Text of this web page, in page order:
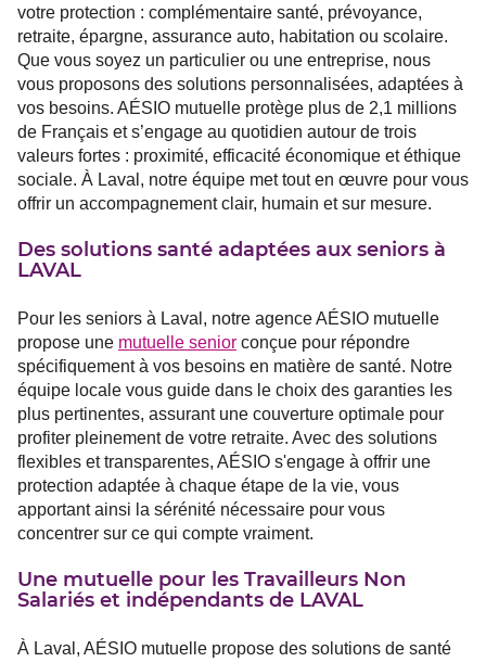
votre protection : complémentaire santé, prévoyance,
retraite, épargne, assurance auto, habitation ou scolaire.
Que vous soyez un particulier ou une entreprise, nous
vous proposons des solutions personnalisées, adaptées à
vos besoins. AÉSIO mutuelle protège plus de 2,1 millions
de Français et s’engage au quotidien autour de trois
valeurs fortes : proximité, efficacité économique et éthique
sociale. À Laval, notre équipe met tout en œuvre pour vous
offrir un accompagnement clair, humain et sur mesure.
Des solutions santé adaptées aux seniors à
LAVAL
Pour les seniors à Laval, notre agence AÉSIO mutuelle
propose une mutuelle senior conçue pour répondre
spécifiquement à vos besoins en matière de santé. Notre
équipe locale vous guide dans le choix des garanties les
plus pertinentes, assurant une couverture optimale pour
profiter pleinement de votre retraite. Avec des solutions
flexibles et transparentes, AÉSIO s'engage à offrir une
protection adaptée à chaque étape de la vie, vous
apportant ainsi la sérénité nécessaire pour vous
concentrer sur ce qui compte vraiment.
Une mutuelle pour les Travailleurs Non
Salariés et indépendants de LAVAL
À Laval, AÉSIO mutuelle propose des solutions de santé